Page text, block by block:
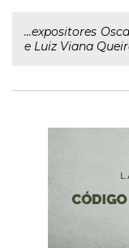
...expositores
e Luiz Viana